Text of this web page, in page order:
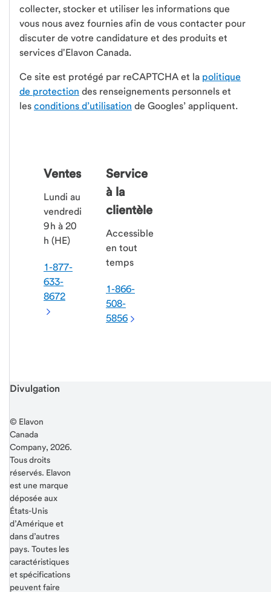
collecter, stocker et utiliser les informations que
vous nous avez fournies afin de vous contacter pour
discuter de votre candidature et des produits et
services d'Elavon Canada.
Ce site est protégé par reCAPTCHA et la politique
de protection des renseignements personnels et
les conditions d’utilisation de Googles’ appliquent.
Ventes
Lundi au
vendredi
9 h à 20
h (HE)
1-877-
633-
8672
Service
à la
clientèle
Accessible
en tout
temps
1-866-
508-
5856
Start of disclosure content
Divulgation
© Elavon
Canada
Company, 2026.
Tous droits
réservés. Elavon
est une marque
déposée aux
États-Unis
d’Amérique et
dans d’autres
pays. Toutes les
caractéristiques
et spécifications
peuvent faire